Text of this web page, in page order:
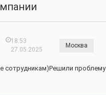
18:53
27.05.2025
Москва
сотрудникам)Решили проблему